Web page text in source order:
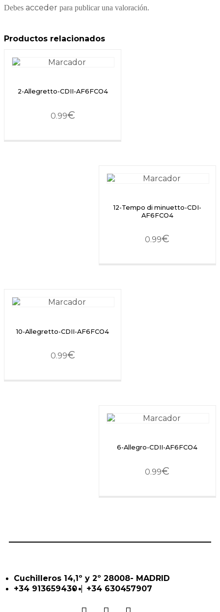
Debes acceder para publicar una valoración.
Productos relacionados
2-Allegretto-CDII-AF6FCO4
0.99€
12-Tempo di minuetto-CDI-
AF6FCO4
0.99€
10-Allegretto-CDII-AF6FCO4
0.99€
6-Allegro-CDII-AF6FCO4
0.99€
Cuchilleros 14,1º y 2º 28008- MADRID
+34 913659430 | +34 630457907